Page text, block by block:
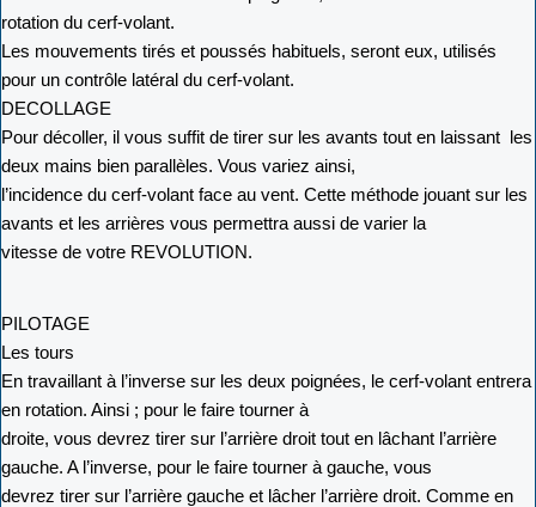
rotation du cerf-volant.
Les mouvements tirés et poussés habituels, seront eux, utilisés
pour un contrôle latéral du cerf-volant.
DECOLLAGE
Pour décoller, il vous suffit de tirer sur les avants tout en laissant les
deux mains bien parallèles. Vous variez ainsi,
l’incidence du cerf-volant face au vent. Cette méthode jouant sur les
avants et les arrières vous permettra aussi de varier la
vitesse de votre REVOLUTION.
PILOTAGE
Les tours
En travaillant à l’inverse sur les deux poignées, le cerf-volant entrera
en rotation. Ainsi ; pour le faire tourner à
droite, vous devrez tirer sur l’arrière droit tout en lâchant l’arrière
gauche. A l’inverse, pour le faire tourner à gauche, vous
devrez tirer sur l’arrière gauche et lâcher l’arrière droit. Comme en